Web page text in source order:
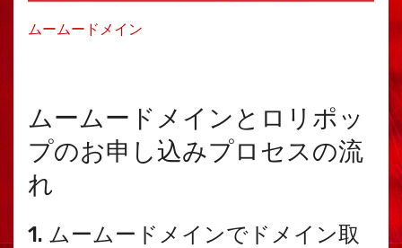
ムームードメイン
ムームードメインとロリポッ
プのお申し込みプロセスの流
れ
1. ムームードメインでドメイン取